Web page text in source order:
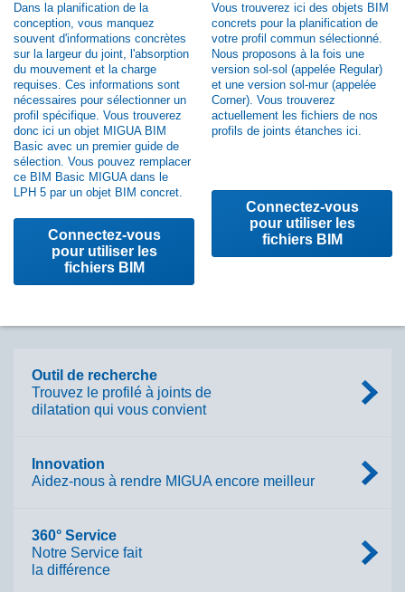
Dans la planification de la
conception, vous manquez
souvent d'informations concrètes
sur la largeur du joint, l'absorption
du mouvement et la charge
requises. Ces informations sont
nécessaires pour sélectionner un
profil spécifique. Vous trouverez
donc ici un objet MIGUA BIM
Basic avec un premier guide de
sélection. Vous pouvez remplacer
ce BIM Basic MIGUA dans le
LPH 5 par un objet BIM concret.
Connectez-vous
pour utiliser les
fichiers BIM
Vous trouverez ici des objets BIM
concrets pour la planification de
votre profil commun sélectionné.
Nous proposons à la fois une
version sol-sol (appelée Regular)
et une version sol-mur (appelée
Corner). Vous trouverez
actuellement les fichiers de nos
profils de joints étanches ici.
Connectez-vous
pour utiliser les
fichiers BIM
Outil de recherche
Trouvez le profilé à joints de
dilatation qui vous convient
Innovation
Aidez-nous à rendre MIGUA encore meilleur
360° Service
Notre Service fait
la différence